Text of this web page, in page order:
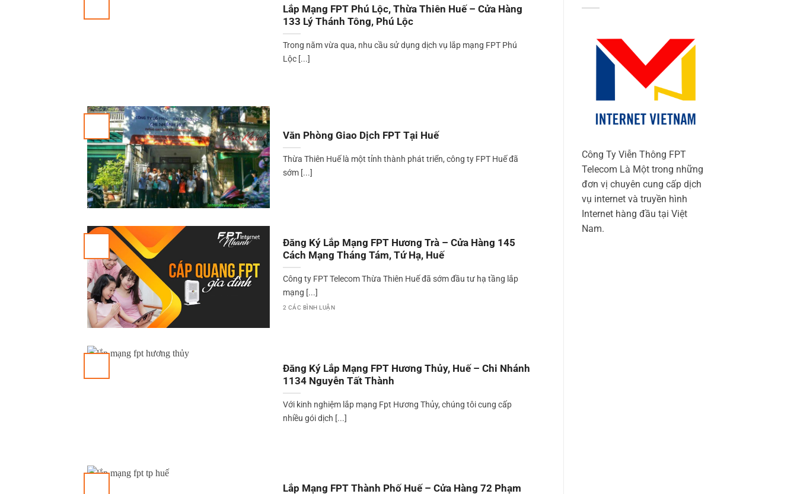
Lắp Mạng FPT Phú Lộc, Thừa Thiên Huế – Cửa Hàng
133 Lý Thánh Tông, Phú Lộc
Trong năm vừa qua, nhu cầu sử dụng dịch vụ lắp mạng FPT Phú
Lộc [...]
Văn Phòng Giao Dịch FPT Tại Huế
Thừa Thiên Huế là một tỉnh thành phát triển, công ty FPT Huế đã
sớm [...]
Đăng Ký Lắp Mạng FPT Hương Trà – Cửa Hàng 145
Cách Mạng Tháng Tám, Tứ Hạ, Huế
Công ty FPT Telecom Thừa Thiên Huế đã sớm đầu tư hạ tầng lắp
mạng [...]
2 CÁC BÌNH LUẬN
Đăng Ký Lắp Mạng FPT Hương Thủy, Huế – Chi Nhánh
1134 Nguyễn Tất Thành
Với kinh nghiệm lắp mạng Fpt Hương Thủy, chúng tôi cung cấp
nhiều gói dịch [...]
Lắp Mạng FPT Thành Phố Huế – Cửa Hàng 72 Phạm
Công Ty Viễn Thông FPT
Telecom Là Một trong những
đơn vị chuyên cung cấp dịch
vụ internet và truyền hình
Internet hàng đầu tại Việt
Nam.